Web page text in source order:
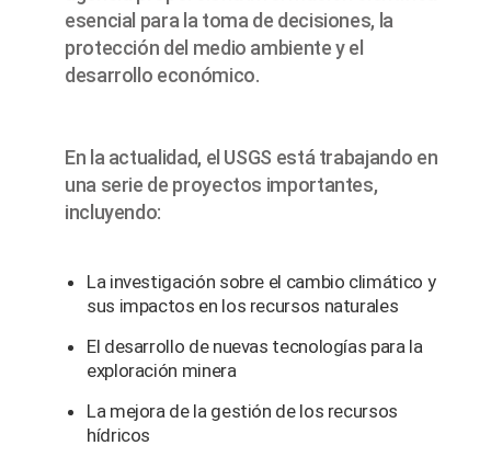
esencial para la toma de decisiones, la
protección del medio ambiente y el
desarrollo económico.
En la actualidad, el USGS está trabajando en
una serie de proyectos importantes,
incluyendo:
La investigación sobre el cambio climático y
sus impactos en los recursos naturales
El desarrollo de nuevas tecnologías para la
exploración minera
La mejora de la gestión de los recursos
hídricos